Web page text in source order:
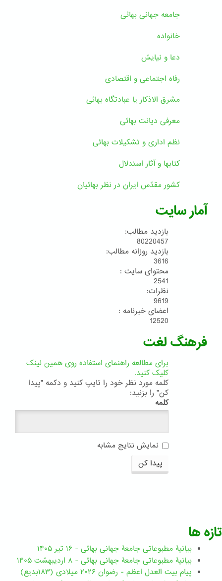
جامعه جهانی بهائی
خانواده
دعا و نیایش
رفاه اجتماعی و اقتصادی
مشرق الاذکار یا عبادتگاه بهائی
معرفی دیانت بهائی
نظم اداری و تشکیلات بهائی
کتابها و آثار استدلال
کشور مقدّس ایران در نظر بهائیان
آمار سایت
بازدید مطالب:
80220457
بازدید روزانه مطالب:
3616
محتوای سایت :
2541
نظرات:
9619
اعضای خبرنامه :
12520
فرهنگ لغت
برای مطالعه راهنمای استفاده روی همین لینک
کلیک کنید.
کلمه مورد نظر خود را تایپ کنید و دکمه "پیدا
کن" را بزنید:
کلمه
نمایش نتایج مشابه
پیدا کن
تازه ها
بیانیۀ مطبوعاتی جامعۀ جهانی بهائی - ۱۶ تیر ۱۴۰۵
بیانیۀ مطبوعاتی جامعۀ جهانی بهائی - ۸ اردیبهشت ۱۴۰۵
پیام بیت العدل اعظم - رضوان ۲۰۲۶ میلادی (۱۸۳بدیع)